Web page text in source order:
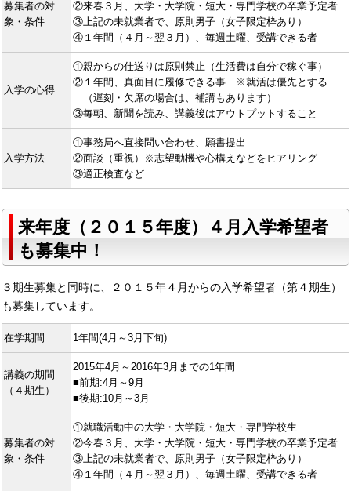
募集者の対
象・条件
②来春３月、大学・大学院・短大・専門学校の卒業予定者
③上記の未就業者で、原則男子（女子限定枠あり）
④１年間（４月～翌３月）、毎週土曜、受講できる者
入学の心得
①親からの仕送りは原則禁止（生活費は自分で稼ぐ事）
②１年間、真面目に履修できる事 ※就活は優先とする
（遅刻・欠席の場合は、補講もあります）
③毎朝、新聞を読み、講義後はアウトプットすること
入学方法
①事務局へ直接問い合わせ、願書提出
②面談（重視）※志望動機や心構えなどをヒアリング
③適正検査など
来年度（２０１５年度）４月入学希望者
も募集中！
３期生募集と同時に、２０１５年４月からの入学希望者（第４期生）
も募集しています。
在学期間 1年間(4月～3月下旬)
講義の期間
（４期生）
2015年4月～2016年3月までの1年間
■前期:4月～9月
■後期:10月～3月
募集者の対
象・条件
①就職活動中の大学・大学院・短大・専門学校生
②今春３月、大学・大学院・短大・専門学校の卒業予定者
③上記の未就業者で、原則男子（女子限定枠あり）
④１年間（４月～翌３月）、毎週土曜、受講できる者